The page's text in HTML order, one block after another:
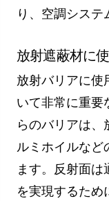
り、空調システ
放射遮蔽材に
放射バリアに使
いて非常に重要
らのバリアは
ルミホイルなど
ます。反射面
を実現するため